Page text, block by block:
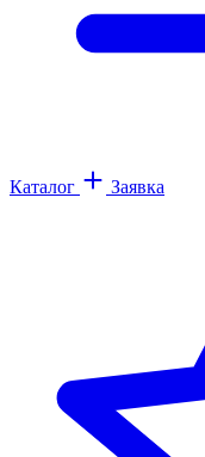
Каталог Заявка